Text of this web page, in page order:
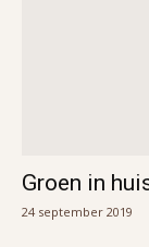
Groen in
24 september 2019